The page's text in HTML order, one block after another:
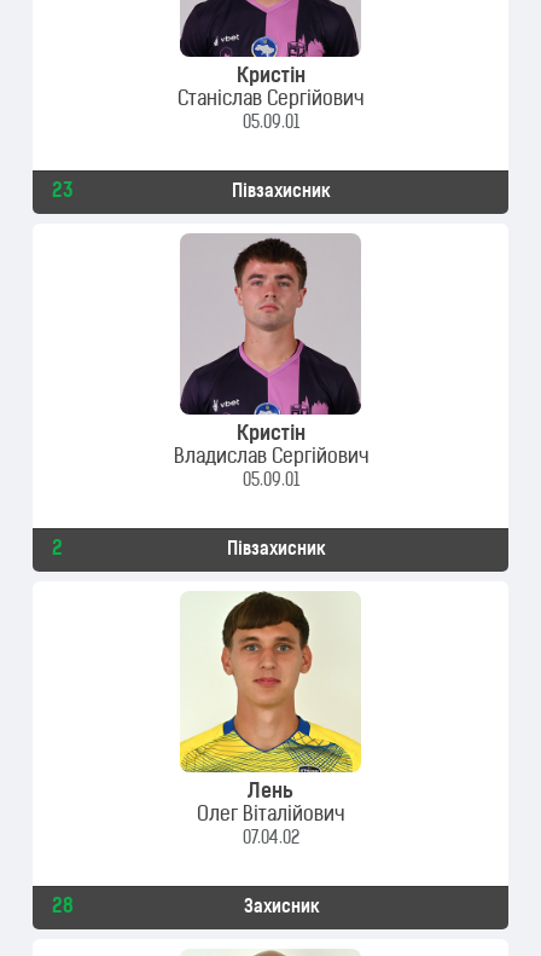
Кристін
Станіслав Сергійович
05.09.01
23 Півзахисник
Кристін
Владислав Сергійович
05.09.01
2 Півзахисник
Лень
Олег Віталійович
07.04.02
28 Захисник